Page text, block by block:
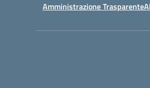
Amministrazione Trasparente